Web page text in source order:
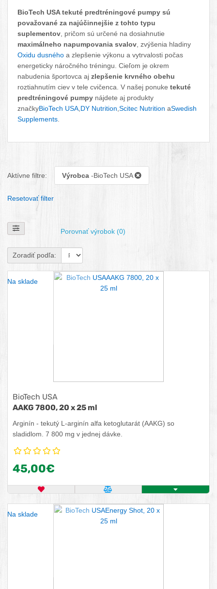
Facebook
Twitter
Pinterest
LinkedIn
Tumblr
reddit
BioTech USA tekuté predtréningové pumpy sú
považované za najúčinnejšie z tohto typu
suplementov , pričom sú určené na dosiahnutie
maximálneho napumpovania svalov , zvýšenia hladiny
Oxidu dusného a zlepšenie výkonu a vytrvalosti počas
energeticky náročného tréningu. Cieľom je okrem
nabudenia športovca aj zlepšenie krvného obehu
roztiahnutím ciev v tele cvičenca. V našej ponuke tekuté
predtréningové pumpy nájdete aj produkty
značkyBioTech USA DY Nutrition Scitec Nutrition aSwedish
Supplements
Aktívne filtre: Výrobca -BioTech USA
Resetovať filter
Zobraziť filtre Porovnať výrobok (0)
Zoradiť podľa:
Na sklade
BioTech USA
AAKG 7800, 20 x 25 ml
Arginín - tekutý L-arginín alfa ketoglutarát (AAKG) so
sladidlom. 7 800 mg v jednej dávke.
45,00€
OBĽÚBENÝ PRODUKTPOROVNAŤ PRODUKT
KÚPIŤ
Na sklade